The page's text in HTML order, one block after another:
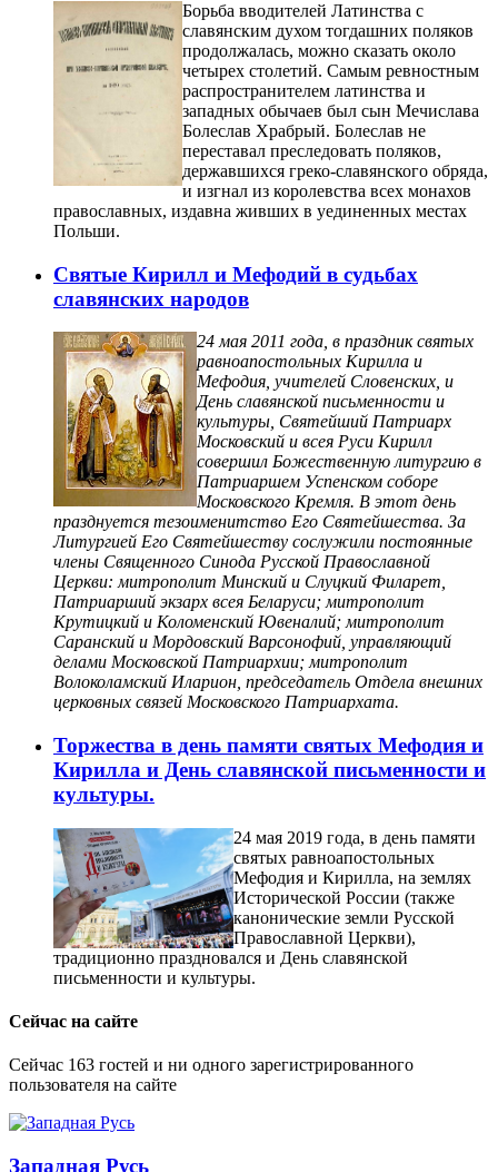
Борьба вводителей Латинства с
славянским духом тогдашних поляков
продолжалась, можно сказать около
четырех столетий. Самым ревностным
распространителем латинства и
западных обычаев был сын Мечислава
Болеслав Храбрый. Болеслав не
переставал преследовать поляков,
державшихся греко-славянского обряда,
и изгнал из королевства всех монахов
православных, издавна живших в уединенных местах
Польши.
Святые Кирилл и Мефодий в судьбах
славянских народов
24 мая 2011 года, в праздник святых
равноапостольных Кирилла и
Мефодия, учителей Словенских, и
День славянской письменности и
культуры, Святейший Патриарх
Московский и всея Руси Кирилл
совершил Божественную литургию в
Патриаршем Успенском соборе
Московского Кремля. В этот день
празднуется тезоименитство Его Святейшества. За
Литургией Его Святейшеству сослужили постоянные
члены Священного Синода Русской Православной
Церкви: митрополит Минский и Слуцкий Филарет,
Патриарший экзарх всея Беларуси; митрополит
Крутицкий и Коломенский Ювеналий; митрополит
Саранский и Мордовский Варсонофий, управляющий
делами Московской Патриархии; митрополит
Волоколамский Иларион, председатель Отдела внешних
церковных связей Московского Патриархата.
Торжества в день памяти святых Мефодия и
Кирилла и День славянской письменности и
культуры.
24 мая 2019 года, в день памяти
святых равноапостольных
Мефодия и Кирилла, на землях
Исторической России (также
канонические земли Русской
Православной Церкви),
традиционно праздновался и День славянской
письменности и культуры.
Сейчас на сайте
Сейчас 163 гостей и ни одного зарегистрированного
пользователя на сайте
Западная Русь